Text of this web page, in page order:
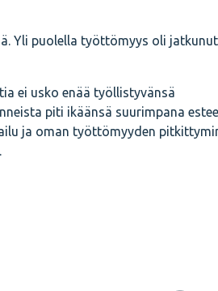
Yli puolella työttömyys oli
ei usko enää työllistyvänsä
piti ikäänsä suurimpana
ja oman työttömyyden